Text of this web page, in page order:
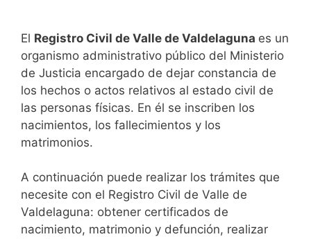
El Registro Civil de Valle de Valdelaguna es un
organismo administrativo público del Ministerio
de Justicia encargado de dejar constancia de
los hechos o actos relativos al estado civil de
las personas físicas. En él se inscriben los
nacimientos, los fallecimientos y los
matrimonios.
A continuación puede realizar los trámites que
necesite con el Registro Civil de Valle de
Valdelaguna: obtener certificados de
nacimiento, matrimonio y defunción, realizar